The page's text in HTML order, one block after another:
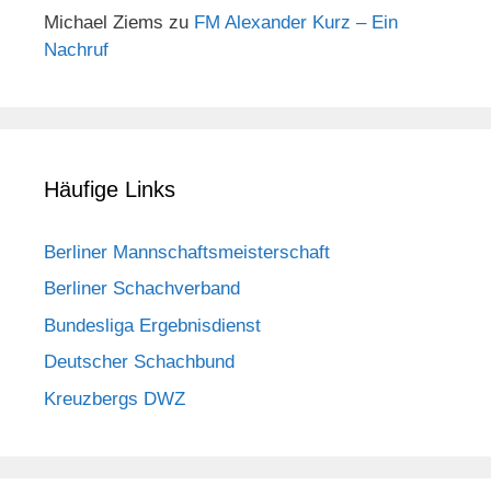
Michael Ziems zu FM Alexander Kurz – Ein
Nachruf
Häufige Links
Berliner Mannschaftsmeisterschaft
Berliner Schachverband
Bundesliga Ergebnisdienst
Deutscher Schachbund
Kreuzbergs DWZ